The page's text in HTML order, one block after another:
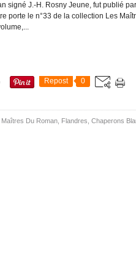
signé J.-H. Rosny Jeune, fut publié
porte le n°33 de la collection Les
Repost 0
Maîtres Du Roman Flandres Chaperons